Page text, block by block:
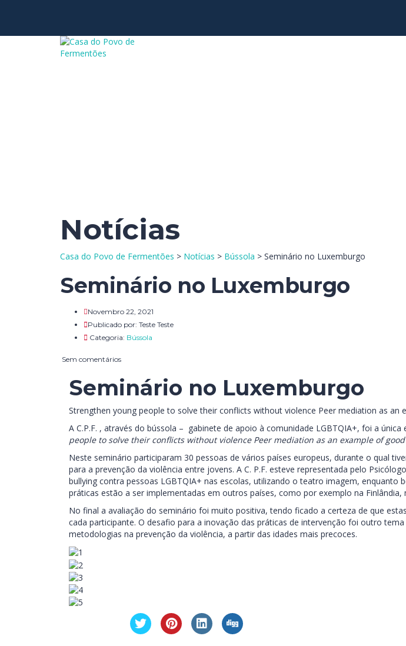
Notícias
Casa do Povo de Fermentões > Notícias > Bússola > Seminário no Luxemburgo
Seminário no Luxemburgo
Novembro 22, 2021
Publicado por: Teste Teste
Categoria: Bússola
Sem comentários
Seminário no Luxemburgo
Strengthen young people to solve their conflicts without violence Peer mediation as
A C.P.F. , através do bússola – gabinete de apoio à comunidade LGBTQIA+, foi a
people to solve their conflicts without violence Peer mediation as an example of
Neste seminário participaram 30 pessoas de vários países europeus, durante o qual
para a prevenção da violência entre jovens. A C. P.F. esteve representada pelo
bullying contra pessoas LGBTQIA+ nas escolas, utilizando o teatro imagem,
práticas estão a ser implementadas em outros países, como por exemplo na Finlândia,
No final a avaliação do seminário foi muito positiva, tendo ficado a certeza de que
cada participante. O desafio para a inovação das práticas de intervenção foi outro
metodologias na prevenção da violência, a partir das idades mais precoces.